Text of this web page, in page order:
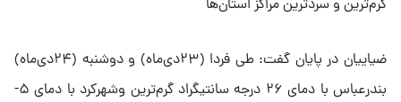
گرم‌ترین و سردترین مراکز استان‌ها
ضیاییان در پایان گفت: طی فردا (۲۳دی‌ماه) و دوشنبه (۲۴دی‌ماه)
بندرعباس با دمای ۲۶ درجه سانتیگراد گرم‌ترین وشهرکرد با دمای ۵-